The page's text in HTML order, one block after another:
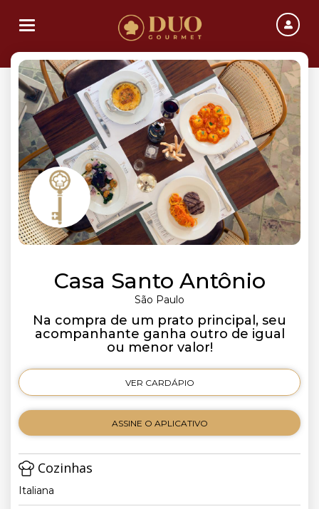
Toggle navigation
Casa Santo Antônio
São Paulo
Na compra de um prato principal, seu
acompanhante ganha outro de igual
ou menor valor!
VER CARDÁPIO
ASSINE O APLICATIVO
Cozinhas
Italiana